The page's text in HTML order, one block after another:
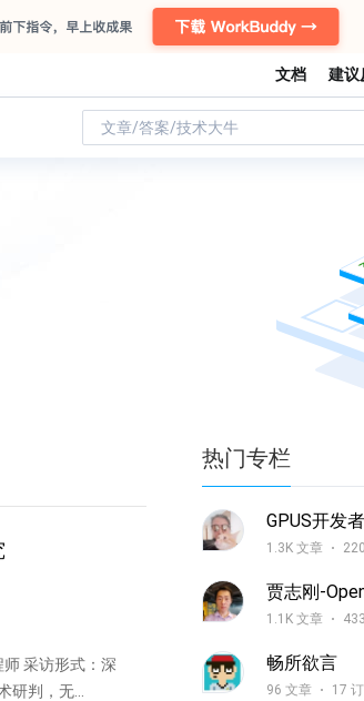
文档 建议
文章/答案/技术大牛
采访形式：深
判，无...
热门专栏
GPUS开发者
1.3K 文章
贾志刚-
1.1K 文章
畅所欲言
96 文章 17